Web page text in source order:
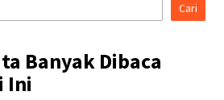
Cari
Banyak Dibaca
Ini